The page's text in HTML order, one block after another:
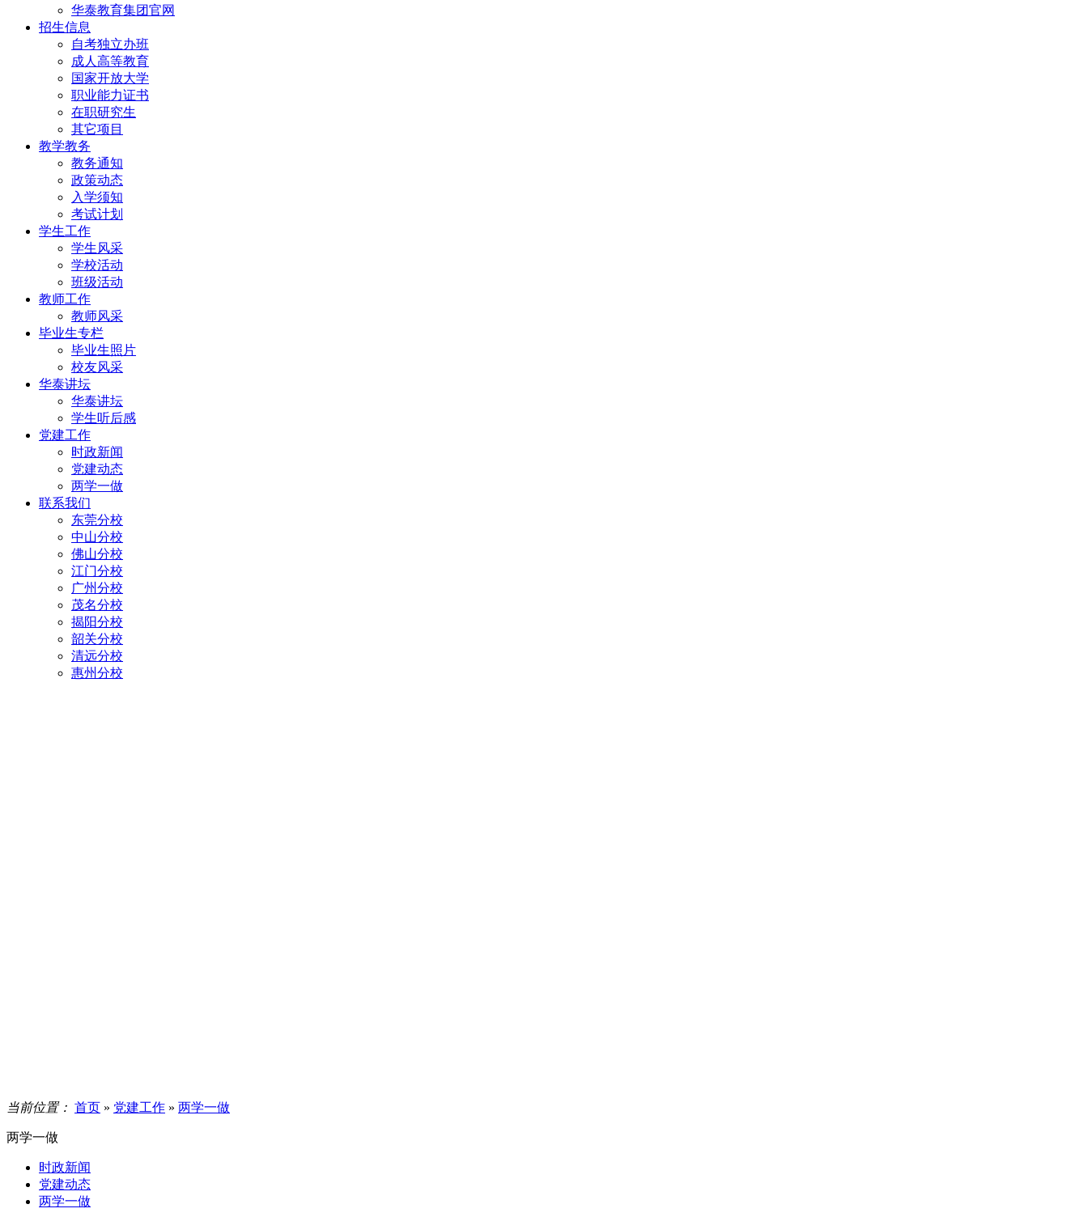
华泰教育集团官网
招生信息
自考独立办班
成人高等教育
国家开放大学
职业能力证书
在职研究生
其它项目
教学教务
教务通知
政策动态
入学须知
考试计划
学生工作
学生风采
学校活动
班级活动
教师工作
教师风采
毕业生专栏
毕业生照片
校友风采
华泰讲坛
华泰讲坛
学生听后感
党建工作
时政新闻
党建动态
两学一做
联系我们
东莞分校
中山分校
佛山分校
江门分校
广州分校
茂名分校
揭阳分校
韶关分校
清远分校
惠州分校
当前位置： 首页 » 党建工作 » 两学一做
两学一做
时政新闻
党建动态
两学一做